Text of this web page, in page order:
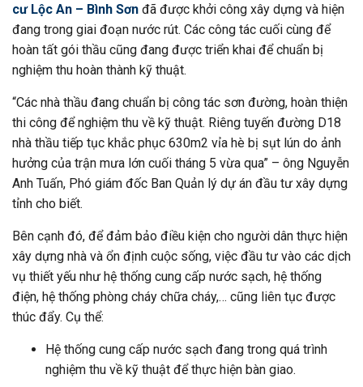
cư Lộc An – Bình Sơn đã được khởi công xây dựng và hiện
đang trong giai đoạn nước rút. Các công tác cuối cùng để
hoàn tất gói thầu cũng đang được triển khai để chuẩn bị
nghiệm thu hoàn thành kỹ thuật.
“Các nhà thầu đang chuẩn bị công tác sơn đường, hoàn thiện
thi công để nghiệm thu về kỹ thuật. Riêng tuyến đường D18
nhà thầu tiếp tục khắc phục 630m2 vỉa hè bị sụt lún do ảnh
hưởng của trận mưa lớn cuối tháng 5 vừa qua” – ông Nguyễn
Anh Tuấn, Phó giám đốc Ban Quản lý dự án đầu tư xây dựng
tỉnh cho biết.
Bên cạnh đó, để đảm bảo điều kiện cho người dân thực hiện
xây dựng nhà và ổn định cuộc sống, việc đầu tư vào các dịch
vụ thiết yếu như hệ thống cung cấp nước sạch, hệ thống
điện, hệ thống phòng cháy chữa cháy,… cũng liên tục được
thúc đẩy. Cụ thể:
Hệ thống cung cấp nước sạch đang trong quá trình
nghiệm thu về kỹ thuật để thực hiện bàn giao.